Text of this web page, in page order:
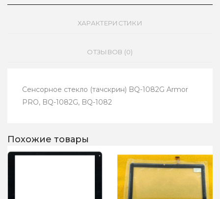
ХАРАКТЕРИСТИКИ
ОТЗЫВОВ (0)
Сенсорное стекло (тачскрин) BQ-1082G Armor
PRO, BQ-1082G, BQ-1082
Похожие товары